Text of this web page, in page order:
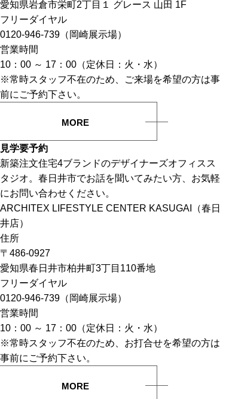
愛知県岩倉市栄町2丁目１ グレース 山田 1F
フリーダイヤル
0120-946-739（岡崎展示場）
営業時間
10：00 ～ 17：00（定休日：火・水）
※常時スタッフ不在のため、ご来場を希望の方は事
前にご予約下さい。
MORE
見学要予約
新築注文住宅4ブランドのデザイナーズオフィスス
タジオ。春日井市でお話を聞いてみたい方、お気軽
にお問い合わせください。
ARCHITEX LIFESTYLE CENTER KASUGAI（春日
井店）
住所
〒486-0927
愛知県春日井市柏井町3丁目110番地
フリーダイヤル
0120-946-739（岡崎展示場）
営業時間
10：00 ～ 17：00（定休日：火・水）
※常時スタッフ不在のため、お打合せを希望の方は
事前にご予約下さい。
MORE